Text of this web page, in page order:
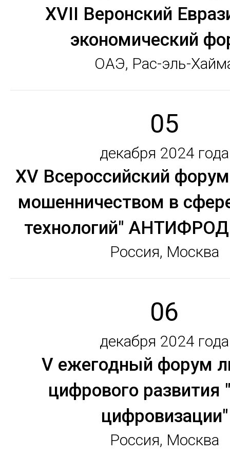
XVII Веронский
экономический
ОАЭ, Рас-эль-
05
декабря 2024 года
XV Всероссийский
мошенничеством в
технологий"
Россия, Москва
06
декабря 2024 года
V ежегодный форум
цифрового развития
цифровизации"
Россия, Москва